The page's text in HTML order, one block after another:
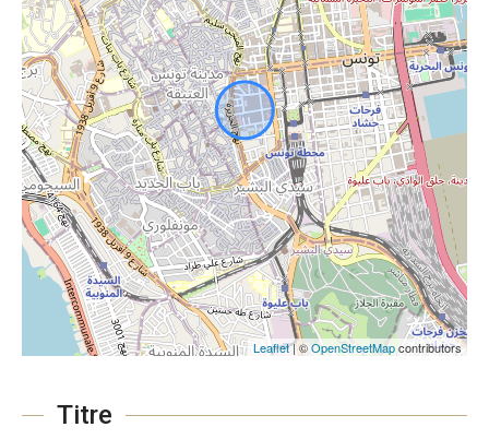
Leaflet| ©OpenStreetMapcontributors
Titre